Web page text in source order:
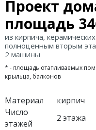
Проект
площадь
из кирпича,
полноценным вторым
2 машины
* - площадь отапливаемых
крыльца, балконов
Материал
кирпич
Число
этажей
2 этажа